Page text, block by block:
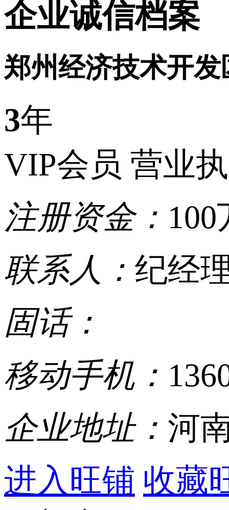
企业诚信档案
郑州经济技术开
3年
VIP会员 营业
注册资金：
联系人： 纪经
固话：
移动手机：
企业地址： 河
进入旺铺 收藏